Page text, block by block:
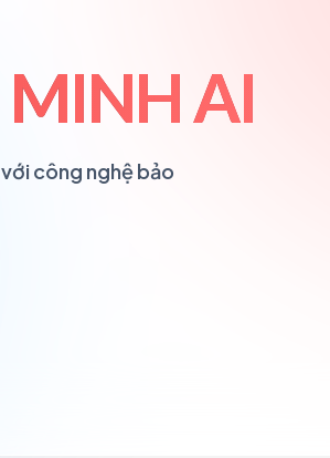
AI
công nghệ bảo